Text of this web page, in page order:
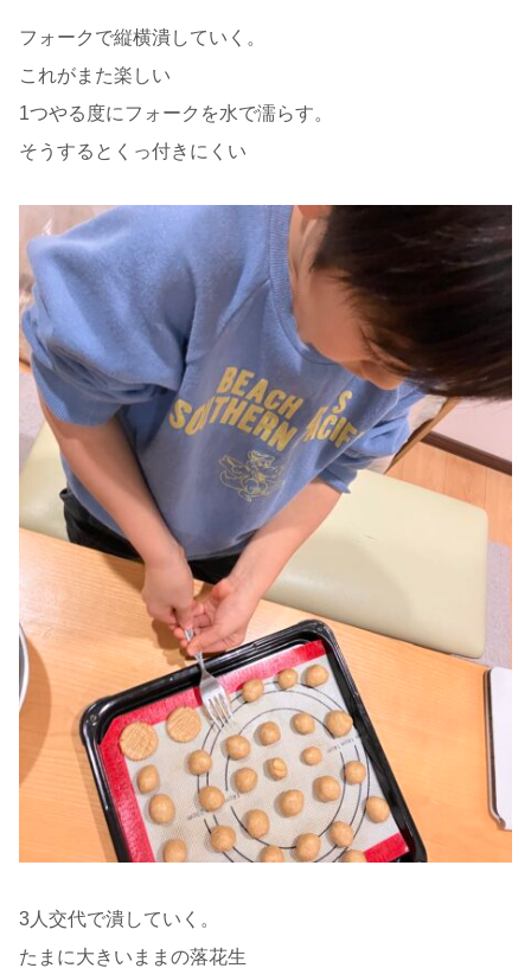
フォークで縦横潰していく。
これがまた楽しい
1つやる度にフォークを水で濡らす。
そうするとくっ付きにくい
3人交代で潰していく。
たまに大きいままの落花生